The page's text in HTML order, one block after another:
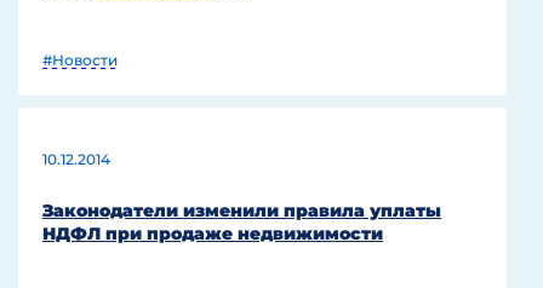
#Новости
10.12.2014
Законодатели изменили правила уплаты
НДФЛ при продаже недвижимости